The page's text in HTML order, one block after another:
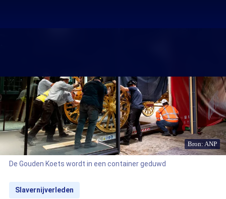
Bron: ANP
De Gouden Koets wordt in een container geduwd
Slavernijverleden